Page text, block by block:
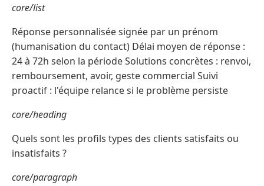
core/list
Réponse personnalisée signée par un prénom
(humanisation du contact) Délai moyen de réponse :
24 à 72h selon la période Solutions concrètes : renvoi,
remboursement, avoir, geste commercial Suivi
proactif : l'équipe relance si le problème persiste
core/heading
Quels sont les profils types des clients satisfaits ou
insatisfaits ?
core/paragraph